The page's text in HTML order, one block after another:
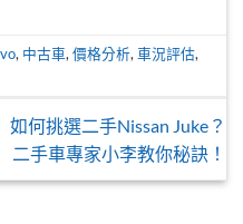
, 中古車,價格分析,車況評估,
如何挑選二手Nissan Juke？
二手車專家小李教你秘訣！